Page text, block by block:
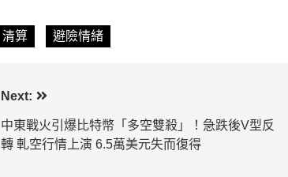
清算 避險情緒
Next:
中東戰火引爆比特幣「多空雙殺」！急跌後V型反
轉 軋空行情上演 6.5萬美元失而復得